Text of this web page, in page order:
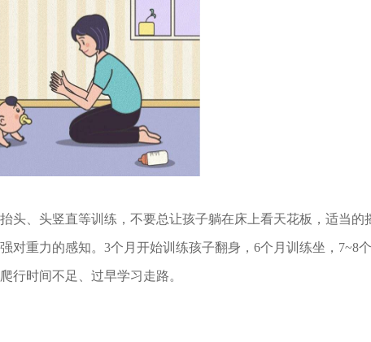
、头竖直等训练，不要总让孩子躺在床上看天花板，适当的
对重力的感知。3个月开始训练孩子翻身，6个月训练坐，7~8
行时间不足、过早学习走路。